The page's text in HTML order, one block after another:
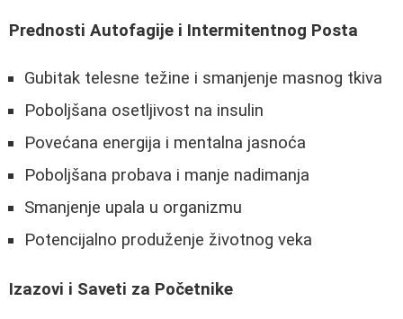
Prednosti Autofagije i Intermitentnog Posta
Gubitak telesne težine i smanjenje masnog tkiva
Poboljšana osetljivost na insulin
Povećana energija i mentalna jasnoća
Poboljšana probava i manje nadimanja
Smanjenje upala u organizmu
Potencijalno produženje životnog veka
Izazovi i Saveti za Početnike